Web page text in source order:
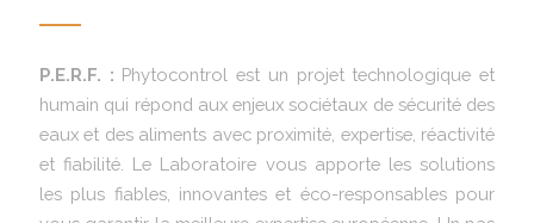
P.E.R.F. : Phytocontrol est un projet technologique et
humain qui répond aux enjeux sociétaux de sécurité des
eaux et des aliments avec proximité, expertise, réactivité
et fiabilité. Le Laboratoire vous apporte les solutions
les plus fiables, innovantes et éco-responsables pour